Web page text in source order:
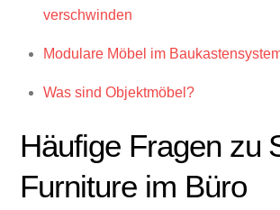
verschwinden
Modulare Möbel im
Was sind Objektmöbel?
Häufige Fragen zu
Furniture im Büro